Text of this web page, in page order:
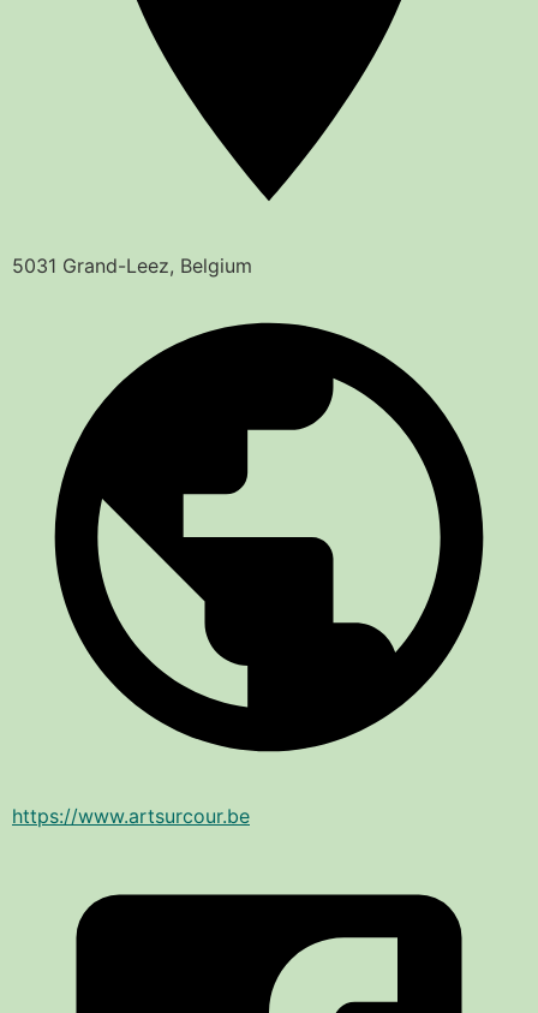
5031 Grand-Leez, Belgium
https://www.artsurcour.be